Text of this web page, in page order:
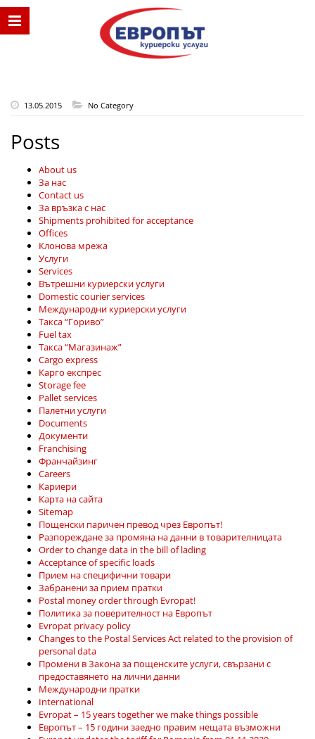
13.05.2015 No Category
Posts
About us
За нас
Contact us
За връзка с нас
Shipments prohibited for acceptance
Offices
Клонова мрежа
Услуги
Services
Вътрешни куриерски услуги
Domestic courier services
Международни куриерски услуги
Такса “Гориво”
Fuel tax
Такса “Магазинаж”
Cargo express
Карго експрес
Storage fee
Pallet services
Палетни услуги
Documents
Документи
Franchising
Франчайзинг
Careers
Кариери
Карта на сайта
Sitemap
Пощенски паричен превод чрез Европът!
Разпореждане за промяна на данни в товарителницата
Order to change data in the bill of lading
Acceptance of specific loads
Прием на специфични товари
Забранени за прием пратки
Postal money order through Evropat!
Политика за поверителност на Европът
Evropat privacy policy
Changes to the Postal Services Act related to the provision of
personal data
Промени в Закона за пощенските услуги, свързани с
предоставянето на лични данни
Международни пратки
International
Evropat – 15 years together we make things possible
Европът – 15 години заедно правим нещата възможни